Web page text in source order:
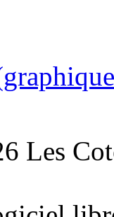
Les